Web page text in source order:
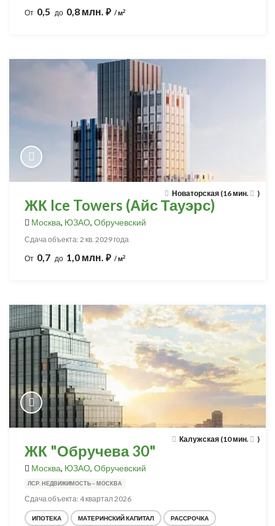
От 0,5 до 0,8 млн. ⃏ / м2
Новаторская (16 мин. )
ЖК Ice Towers (Айс Тауэрс)
Москва, ЮЗАО, Обручевский
Сдача объекта: 2 кв. 2029 года
От 0,7 до 1,0 млн. ⃏ / м2
Калужская (10 мин. )
ЖК "Обручева 30"
Москва, ЮЗАО, Обручевский
ЛСР. НЕДВИЖИМОСТЬ – МОСКВА
Сдача объекта: 4 квартал 2026
ИПОТЕКА МАТЕРИНСКИЙ КАПИТАЛ РАССРОЧКА